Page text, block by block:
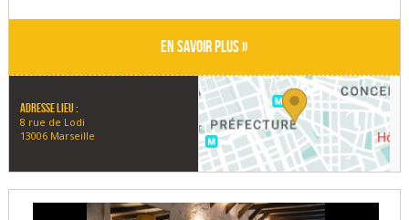
En savoir plus »
Adresse lieu :
8 rue de Lodi
13006 Marseille